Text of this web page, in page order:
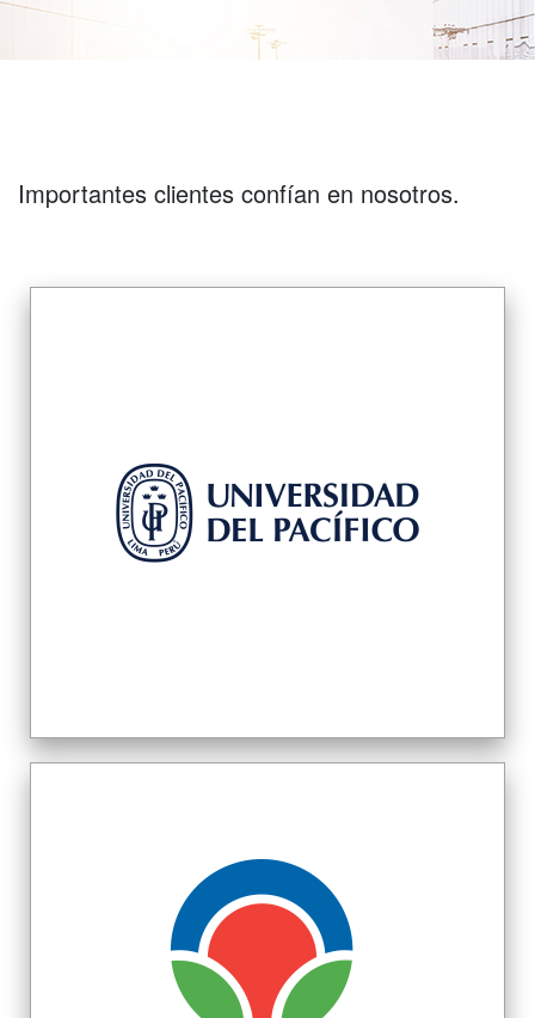
Importantes clientes confían en nosotros.